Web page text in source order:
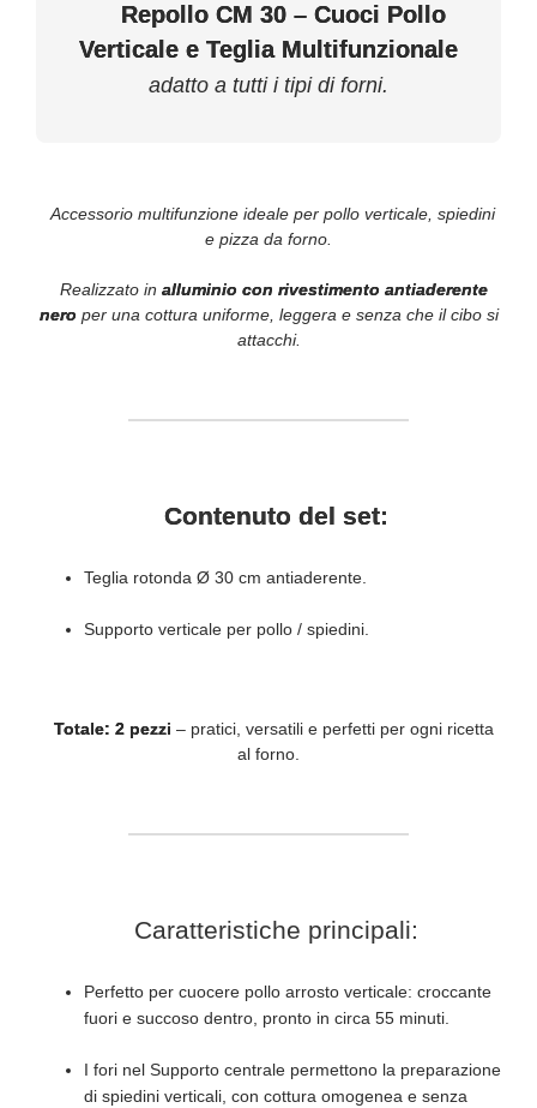
Repollo CM 30 – Cuoci Pollo
Verticale e Teglia Multifunzionale
adatto a tutti i tipi di forni.
Accessorio multifunzione ideale per pollo verticale, spiedini
e pizza da forno.
Realizzato in alluminio con rivestimento antiaderente
nero per una cottura uniforme, leggera e senza che il cibo si
attacchi.
Contenuto del set:
Teglia rotonda Ø 30 cm antiaderente.
Supporto verticale per pollo / spiedini.
Totale: 2 pezzi – pratici, versatili e perfetti per ogni ricetta
al forno.
Caratteristiche principali:
Perfetto per cuocere pollo arrosto verticale: croccante
fuori e succoso dentro, pronto in circa 55 minuti.
I fori nel Supporto centrale permettono la preparazione
di spiedini verticali, con cottura omogenea e senza